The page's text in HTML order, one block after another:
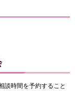
談時間を予約すること